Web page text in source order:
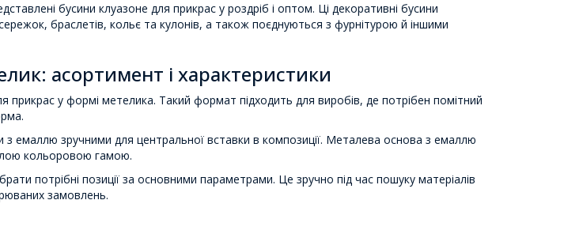
бусини клуазоне для прикрас у роздріб і оптом. Ці декоративні бусини
браслетів, кольє та кулонів, а також поєднуються з фурнітурою й іншими
асортимент і характеристики
прикрас у формі метелика. Такий формат підходить для виробів, де потрібен помітний
з емаллю зручними для центральної вставки в композиції. Металева основа з емаллю
кольоровою гамою.
потрібні позиції за основними параметрами. Це зручно під час пошуку матеріалів
замовлень.